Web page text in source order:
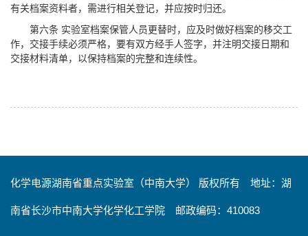
有关档案资料者，需进行相关登记，并应按时归还。
第六条 实验室档案保管人员更替时，应及时做好档案的移交工
作，交接手续必须严格，要有双方经手人签字，并注明交接日期和
交接材料清单，以保持档案的完整和连续性。
化学电源湖南省重点实验室（中南大学） 版权所有 地址：湖
南省长沙市中南大学化学化工学院 邮政编码：410083